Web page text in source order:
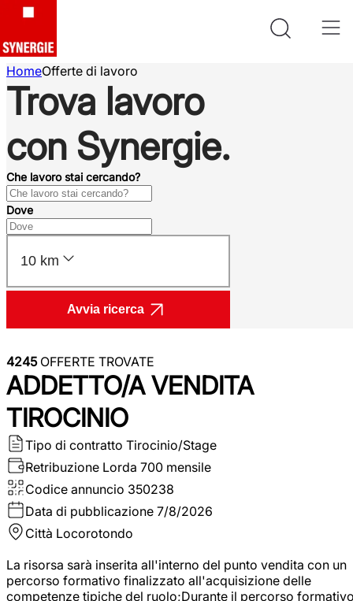
HomeOfferte di lavoro
Trova lavoro
con Synergie.
Che lavoro stai cercando?
Dove
10 km
Avvia ricerca
4245OFFERTE TROVATE
ADDETTO/A VENDITA
TIROCINIO
Tipo di contratto Tirocinio/Stage
Retribuzione Lorda 700 mensile
Codice annuncio 350238
Data di pubblicazione 7/8/2026
Città Locorotondo
La risorsa sarà inserita all'interno del punto vendita con un
percorso formativo finalizzato all'acquisizione delle
competenze tipiche del ruolo;Durante il percorso